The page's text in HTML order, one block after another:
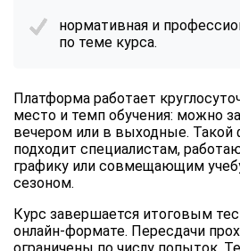
нормативная и
по теме курса.
Платформа работает
место и темп обучения: можно
вечером или в выходные. Такой
подходит специалистам,
графику или совмещающим
сезоном.
Курс завершается итоговым
онлайн-формате. Пересдачи